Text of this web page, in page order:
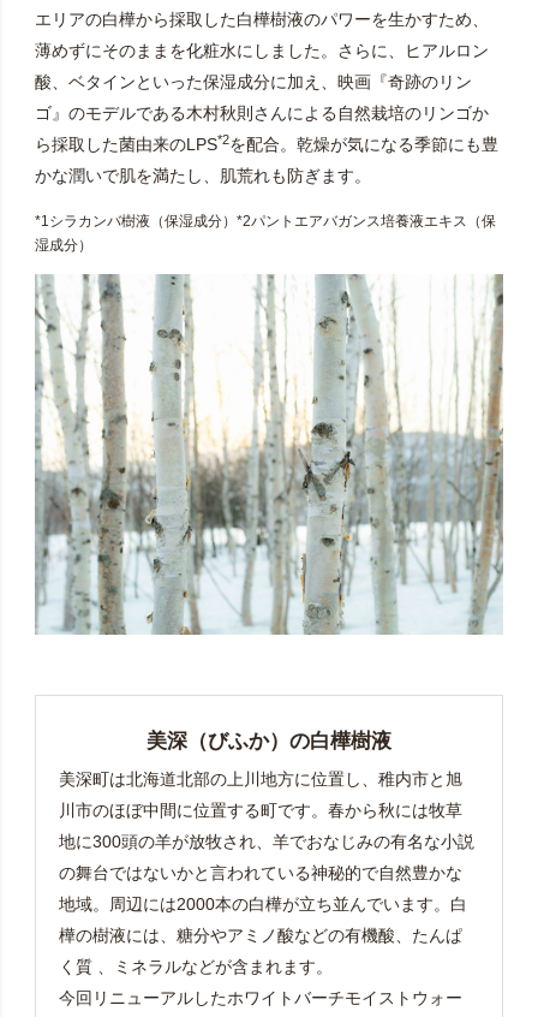
エリアの白樺から採取した白樺樹液のパワーを生かすため、
薄めずにそのままを化粧水にしました。さらに、ヒアルロン
酸、ベタインといった保湿成分に加え、映画『奇跡のリン
ゴ』のモデルである木村秋則さんによる自然栽培のリンゴか
ら採取した菌由来のLPS*2を配合。乾燥が気になる季節にも豊
かな潤いで肌を満たし、肌荒れも防ぎます。
*1シラカンバ樹液（保湿成分）*2パントエアバガンス培養液エキス（保
湿成分）
美深（びふか）の白樺樹液
美深町は北海道北部の上川地方に位置し、稚内市と旭
川市のほぼ中間に位置する町です。春から秋には牧草
地に300頭の羊が放牧され、羊でおなじみの有名な小説
の舞台ではないかと言われている神秘的で自然豊かな
地域。周辺には2000本の白樺が立ち並んでいます。白
樺の樹液には、糖分やアミノ酸などの有機酸、たんぱ
く質 、ミネラルなどが含まれます。
今回リニューアルしたホワイトバーチモイストウォー